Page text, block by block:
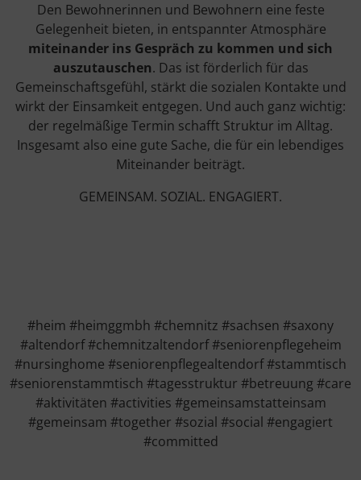
Den Bewohnerinnen und Bewohnern eine feste
Gelegenheit bieten, in entspannter Atmosphäre
miteinander ins Gespräch zu kommen und sich
auszutauschen. Das ist förderlich für das
Gemeinschaftsgefühl, stärkt die sozialen Kontakte und
wirkt der Einsamkeit entgegen. Und auch ganz wichtig:
der regelmäßige Termin schafft Struktur im Alltag.
Insgesamt also eine gute Sache, die für ein lebendiges
Miteinander beiträgt.
GEMEINSAM. SOZIAL. ENGAGIERT.
#heim #heimggmbh #chemnitz #sachsen #saxony
#altendorf #chemnitzaltendorf #seniorenpflegeheim
#nursinghome #seniorenpflegealtendorf #stammtisch
#seniorenstammtisch #tagesstruktur #betreuung #care
#aktivitäten #activities #gemeinsamstatteinsam
#gemeinsam #together #sozial #social #engagiert
#committed